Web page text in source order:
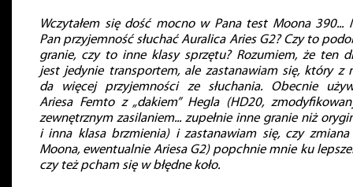
Wczytałem się dość mocno w Pana test Moona 390...
Pan przyjemność słuchać Auralica Aries G2? Czy to
granie, czy to inne klasy sprzętu? Rozumiem, że ten
jest jedynie transportem, ale zastanawiam się, który z
da więcej przyjemności ze słuchania. Obecnie
Ariesa Femto z „dakiem” Hegla (HD20,
zewnętrznym zasilaniem... zupełnie inne granie niż
i inna klasa brzmienia) i zastanawiam się, czy zmiana
Moona, ewentualnie Ariesa G2) popchnie mnie ku
czy też pcham się w błędne koło.